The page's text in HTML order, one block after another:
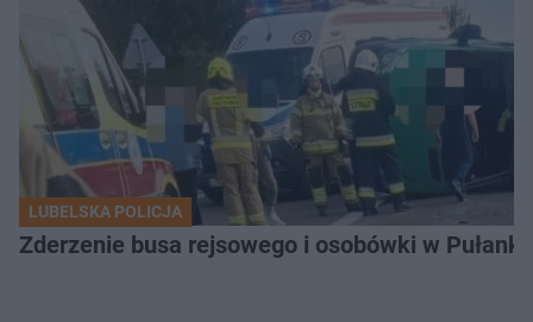
LUBELSKA POLICJA
Zderzenie busa rejsowego i osobówki w